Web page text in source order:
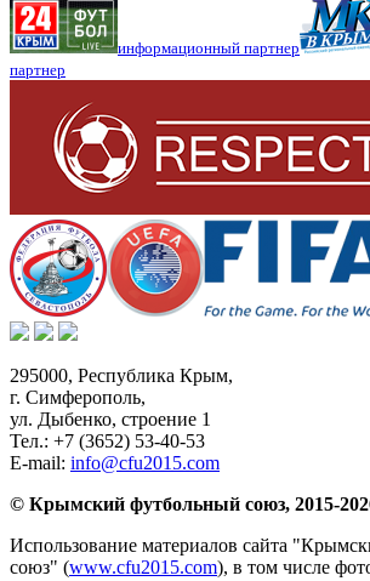
информационный партнер
партнер
295000, Республика Крым,
г. Симферополь,
ул. Дыбенко, строение 1
Тел.: +7 (3652) 53-40-53
E-mail: info@cfu2015.com
© Крымский футбольный союз, 2015-
Использование материалов сайта
союз" (www.cfu2015.com), в том числе